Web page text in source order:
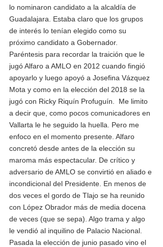
lo nominaron candidato a la alcaldía de
Guadalajara. Estaba claro que los grupos
de interés lo tenían elegido como su
próximo candidato a Gobernador.
Paréntesis para recordar la traición que le
jugó Alfaro a AMLO en 2012 cuando fingió
apoyarlo y luego apoyó a Josefina Vázquez
Mota y como en la elección del 2018 se la
jugó con Ricky Riquín Profuguín.  Me limito
a decir que, como pocos comunicadores en
Vallarta le he seguido la huella. Pero me
enfoco en el momento presente. Alfaro
concretó desde antes de la elección su
maroma más espectacular. De crítico y
adversario de AMLO se convirtió en aliado e
incondicional del Presidente. En menos de
dos veces el gordo de Tlajo se ha reunido
con López Obrador más de media docena
de veces (que se sepa). Algo trama y algo
le vendió al inquilino de Palacio Nacional.
Pasada la elección de junio pasado vino el